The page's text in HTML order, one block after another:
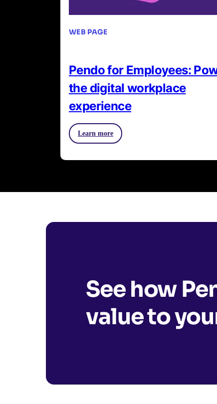
WEB PAGE
Pendo for Employees:
the digital workplace
experience
Learn more
See how
value to